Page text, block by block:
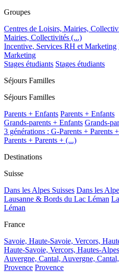
Groupes
Centres de Loisirs, Mairies,
Mairies, Collectivités (...)
Incentive, Services RH et Marketing
Marketing
Stages étudiants Stages étudiants
Séjours Familles
Séjours Familles
Parents + Enfants Parents + Enfants
Grands-parents + Enfants Grands-
3 générations : G-Parents + Parents
Parents + Parents + (...)
Destinations
Suisse
Dans les Alpes Suisses Dans les
Lausanne & Bords du Lac Léman
Léman
France
Savoie, Haute-Savoie, Vercors,
Haute-Savoie, Vercors, Hautes-
Auvergne, Cantal, Auvergne, Cantal,
Provence Provence